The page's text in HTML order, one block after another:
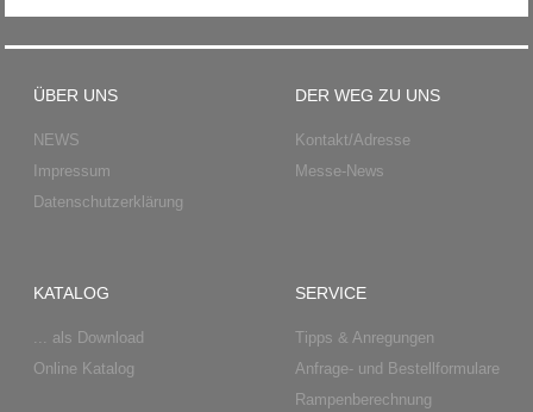
ÜBER UNS
NEWS
Impressum
Datenschutzerklärung
DER WEG ZU UNS
Kontakt/Adresse
Messe-News
KATALOG
... als Download
Online Katalog
SERVICE
Tipps & Anregungen
Anfrage- und Bestellformulare
Rampenberechnung